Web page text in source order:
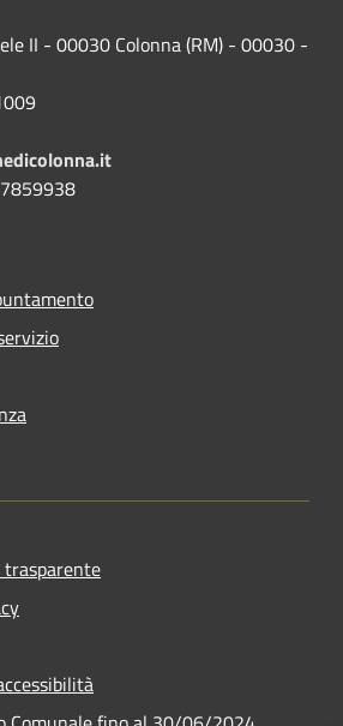
II - 00030 Colonna (RM) - 00030 -